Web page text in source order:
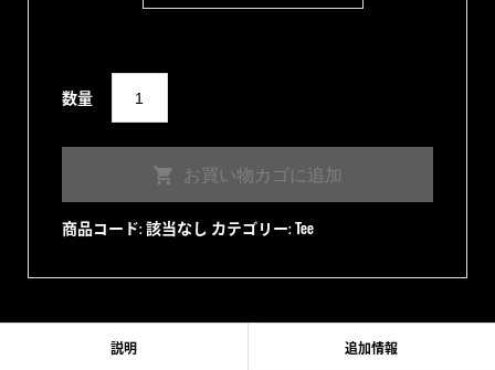
数量
of
LA"
お買い物カゴに追加
商品コード:該当なし カテゴリー:Tee
説明 追加情報